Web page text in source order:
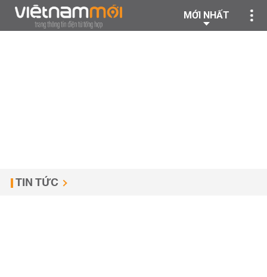
MỚI NHẤT
TIN TỨC